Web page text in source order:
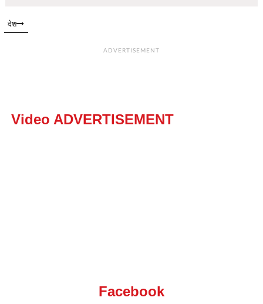
देश
ADVERTISEMENT
Video ADVERTISEMENT
Facebook